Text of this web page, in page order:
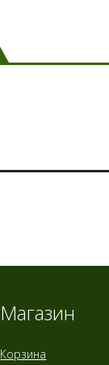
Магазин
Корзина